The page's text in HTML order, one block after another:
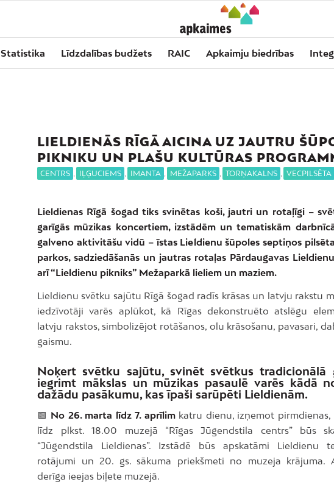
Statistika Līdzdalības budžets RAIC Apkaimju biedrības
LIELDIENĀS RĪGĀ AICINA UZ JAUTRU
PIKNIKU UN PLAŠU KULTŪRAS
CENTRS , IĻĢUCIEMS , IMANTA , MEŽAPARKS , TORŅAKALNS , VECPILSĒTA
Lieldienas Rīgā šogad tiks svinētas koši, jautri un rotaļīgi –
garīgās mūzikas koncertiem, izstādēm un tematiskām
galveno aktivitāšu vidū – īstas Lieldienu šūpoles septiņos
parkos, sadziedāšanās un jautras rotaļas Pārdaugavas
arī “Lieldienu pikniks” Mežaparkā lieliem un maziem.
Lieldienu svētku sajūtu Rīgā šogad radīs krāsas un latvju rakstu
iedzīvotāji varēs aplūkot, kā Rīgas dekonstruēto atslēgu
latvju rakstos, simbolizējot rotāšanos, olu krāsošanu, pavasari,
gaismu.
Noķert svētku sajūtu, svinēt svētkus tradicionālā
iegrimt mākslas un mūzikas pasaulē varēs kādā
dažādu pasākumu, kas īpaši sarūpēti Lieldienām.
🟩 No 26. marta līdz 7. aprīlimkatru dienu, izņemot pirmdienas,
līdz plkst. 18.00 muzejā “Rīgas Jūgendstila centrs” būs
“Jūgendstila Lieldienas”. Izstādē būs apskatāmi Lieldienu
rotājumi un 20. gs. sākuma priekšmeti no muzeja krājuma.
derīga ieejas biļete muzejā.